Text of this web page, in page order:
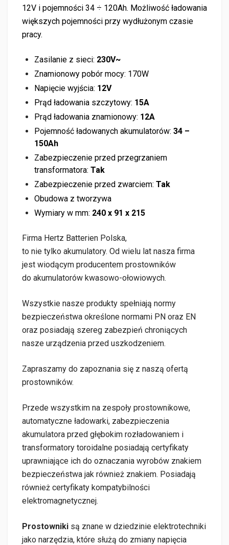
12V i pojemności 34 ÷ 120Ah. Możliwość ładowania
większych pojemności przy wydłużonym czasie
pracy.
Zasilanie z sieci: 230V~
Znamionowy pobór mocy: 170W
Napięcie wyjścia: 12V
Prąd ładowania szczytowy: 15A
Prąd ładowania znamionowy: 12A
Pojemność ładowanych akumulatorów: 34 –
150Ah
Zabezpieczenie przed przegrzaniem
transformatora: Tak
Zabezpieczenie przed zwarciem: Tak
Obudowa z tworzywa
Wymiary w mm: 240 x 91 x 215
Firma Hertz Batterien Polska,
to nie tylko akumulatory. Od wielu lat nasza firma
jest wiodącym producentem prostowników
do akumulatorów kwasowo-ołowiowych.
Wszystkie nasze produkty spełniają normy
bezpieczeństwa określone normami PN oraz EN
oraz posiadają szereg zabezpień chroniących
nasze urządzenia przed uszkodzeniem.
Zapraszamy do zapoznania się z naszą ofertą
prostowników.
Przede wszystkim na zespoły prostownikowe,
automatyczne ładowarki, zabezpieczenia
akumulatora przed głębokim rozładowaniem i
transformatory toroidalne posiadają certyfikaty
uprawniające ich do oznaczania wyrobów znakiem
bezpieczeństwa jak również znakiem. Posiadają
również certyfikaty kompatybilności
elektromagnetycznej.
Prostowniki są znane w dziedzinie elektrotechniki
jako narzędzia, które służą do zmiany napięcia